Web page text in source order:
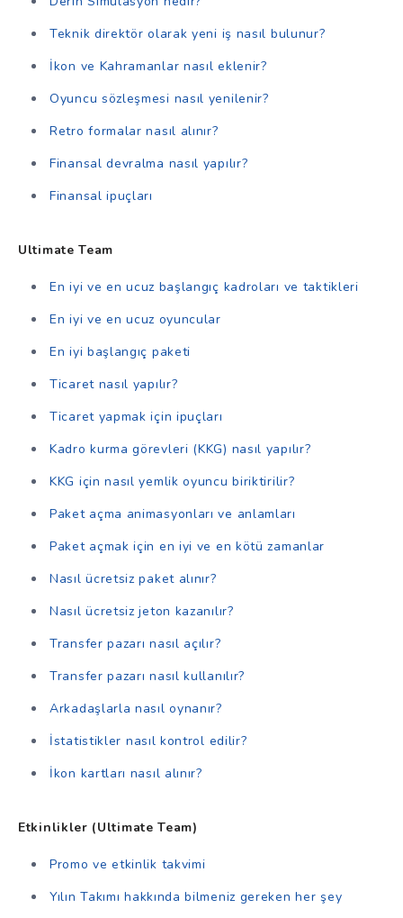
Teknik direktör olarak yeni iş nasıl bulunur?
İkon ve Kahramanlar nasıl eklenir?
Oyuncu sözleşmesi nasıl yenilenir?
Retro formalar nasıl alınır?
Finansal devralma nasıl yapılır?
Finansal ipuçları
Ultimate Team
En iyi ve en ucuz başlangıç kadroları ve taktikleri
En iyi ve en ucuz oyuncular
En iyi başlangıç paketi
Ticaret nasıl yapılır?
Ticaret yapmak için ipuçları
Kadro kurma görevleri (KKG) nasıl yapılır?
KKG için nasıl yemlik oyuncu biriktirilir?
Paket açma animasyonları ve anlamları
Paket açmak için en iyi ve en kötü zamanlar
Nasıl ücretsiz paket alınır?
Nasıl ücretsiz jeton kazanılır?
Transfer pazarı nasıl açılır?
Transfer pazarı nasıl kullanılır?
Arkadaşlarla nasıl oynanır?
İstatistikler nasıl kontrol edilir?
İkon kartları nasıl alınır?
Etkinlikler (Ultimate Team)
Promo ve etkinlik takvimi
Yılın Takımı hakkında bilmeniz gereken her şey